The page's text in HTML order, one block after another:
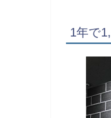
1年で